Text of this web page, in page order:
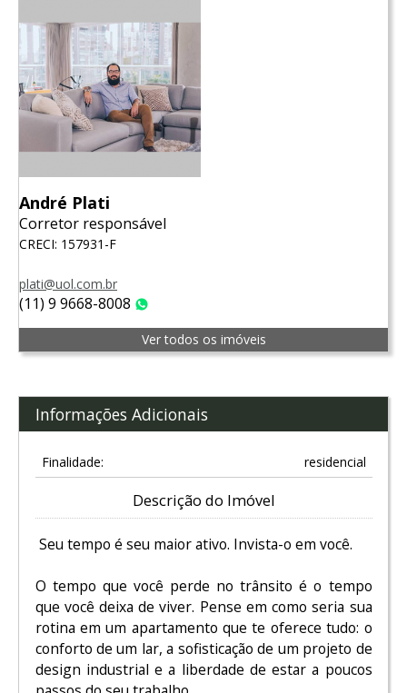
André Plati
Corretor responsável
CRECI: 157931-F
plati@uol.com.br
(11) 9 9668-8008
Ver todos os imóveis
Informações Adicionais
Finalidade: residencial
Descrição do Imóvel
Seu tempo é seu maior ativo. Invista-o em você.
O tempo que você perde no trânsito é o tempo
que você deixa de viver. Pense em como seria sua
rotina em um apartamento que te oferece tudo: o
conforto de um lar, a sofisticação de um projeto de
design industrial e a liberdade de estar a poucos